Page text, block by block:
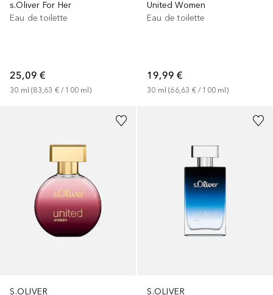
s.Oliver For Her
Eau de toilette
25,09 €
30 ml (83,63 € / 100 ml)
United Women
Eau de toilette
19,99 €
30 ml (66,63 € / 100 ml)
S.OLIVER S.OLIVER